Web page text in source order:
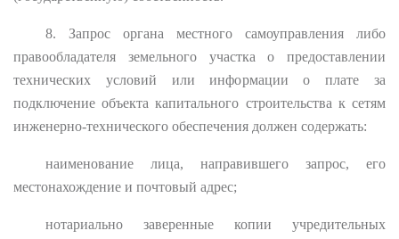
8. Запрос органа местного самоуправления либо
правообладателя земельного участка о предоставлении
технических условий или информации о плате за
подключение объекта капитального строительства к сетям
инженерно-технического обеспечения должен содержать:
наименование лица, направившего запрос, его
местонахождение и почтовый адрес;
нотариально заверенные копии учредительных